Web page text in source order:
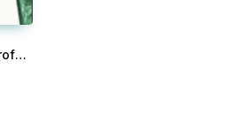
La zona grigia - Professionisti al servizio della mafia